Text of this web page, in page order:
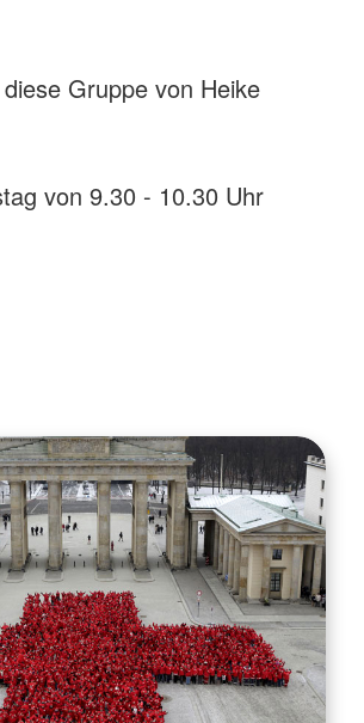
Gruppe von Heike
von 9.30 - 10.30 Uhr